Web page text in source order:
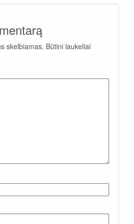
skelbiamas. Būtini laukeliai